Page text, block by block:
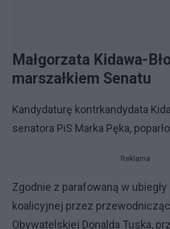
Małgorzata Kidawa-
marszałkiem Senatu
Kandydaturę kontrkandydata
senatora PiS Marka Pęka,
Reklama
Zgodnie z parafowaną w
koalicyjnej przez
Obywatelskiej Donalda Tuska,